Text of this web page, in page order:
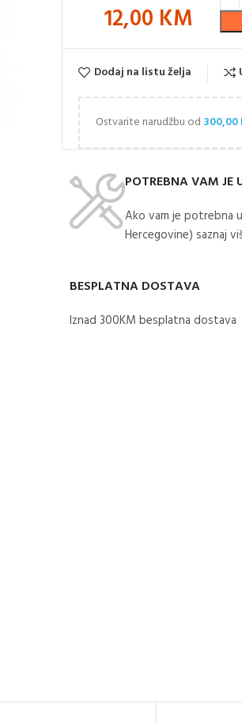
12,00 KM
Dodaj na listu želja
Ostvarite narudžbu od 300,00
POTREBNA VAM JE
Ako vam je potrebna
Hercegovine) saznaj
BESPLATNA DOSTAVA
Iznad 300KM besplatna dostava​